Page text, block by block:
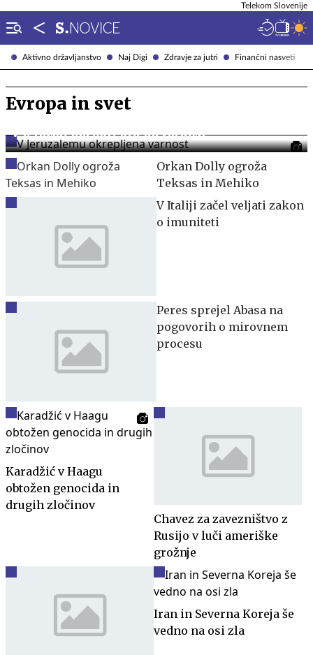
Aktivno državljanstvo Naj Digi Zdravje za jutri Finančni nasveti
Telekom Slovenije
Evropa in svet
V Jeruzalemu okrepljena varnost
Orkan Dolly ogroža
Teksas in Mehiko
V Italiji začel veljati zakon
o imuniteti
Peres sprejel Abasa na
pogovorih o mirovnem
procesu
Karadžić v Haagu
obtožen genocida in
drugih zločinov
Chavez za zavezništvo z
Rusijo v luči ameriške
grožnje
Iran in Severna Koreja še
vedno na osi zla